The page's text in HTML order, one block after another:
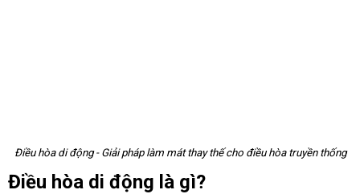
Điều hòa di động - Giải pháp làm mát thay thế cho điều hòa truyền thống
Điều hòa di động là gì?